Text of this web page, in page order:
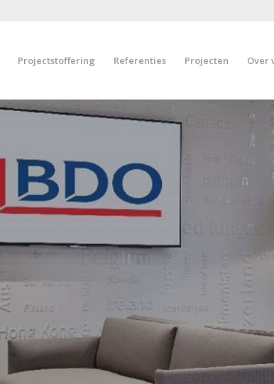
Projectstoffering Referenties Projecten Over